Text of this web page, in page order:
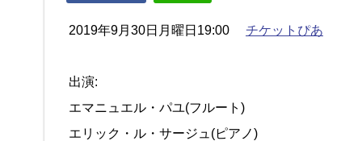
2019年9月30日月曜日19:00 チケットぴあ
出演:
エマニュエル・パユ(フルート)
エリック・ル・サージュ(ピアノ)